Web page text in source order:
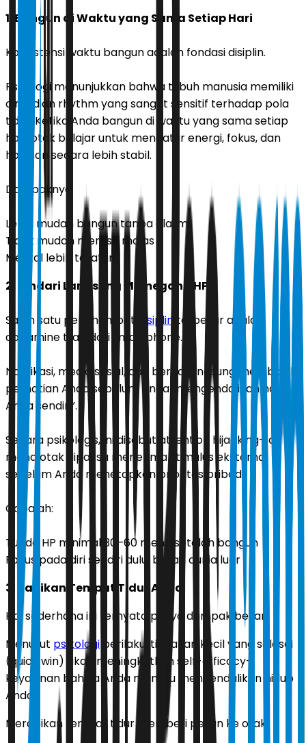
1. Bangun di Waktu yang Sama Setiap Hari
Konsistensi waktu bangun adalah fondasi disiplin.
Psikologi menunjukkan bahwa tubuh manusia memiliki
circadian rhythm yang sangat sensitif terhadap pola
tidur. Ketika Anda bangun di waktu yang sama setiap
hari, otak belajar untuk mengatur energi, fokus, dan
hormon secara lebih stabil.
Dampaknya:
Lebih mudah bangun tanpa alarm
Tidak mudah merasa malas
Mental lebih teratur
2. Hindari Langsung Memegang HP
Salah satu penghambat disiplin terbesar adalah
dopamine trap dari smartphone.
Notifikasi, media sosial, dan berita langsung membajak
perhatian Anda sebelum Anda “mengendalikan hari
Anda sendiri”.
Secara psikologis, ini disebut attention hijacking—di
mana otak dipaksa menerima stimulus eksternal
sebelum Anda menetapkan prioritas pribadi.
Cobalah:
Tunda HP minimal 30–60 menit setelah bangun
Fokus pada diri sendiri dulu, bukan dunia luar
3. Rapikan Tempat Tidur Anda
Hal sederhana ini ternyata punya dampak besar.
Menurut psikologi perilaku, tindakan kecil yang selesai
(quick win) akan meningkatkan self-efficacy—
keyakinan bahwa Anda mampu mengendalikan hidup
Anda.
Merapikan tempat tidur memberi pesan ke otak: